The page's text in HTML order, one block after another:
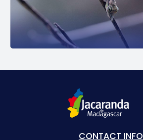
CONTACT INFO